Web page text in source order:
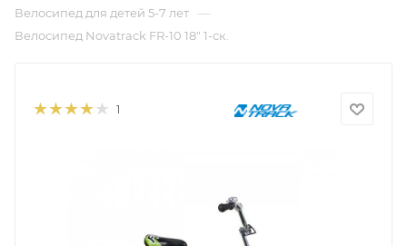
Велосипед для детей 5-7 лет —
Велосипед Novatrack FR-10 18" 1-ск.
1